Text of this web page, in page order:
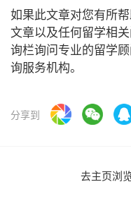
如果此文章对您有所
文章以及任何留学相
询栏询问专业的留学
询服务机构。
分享到
去主页浏